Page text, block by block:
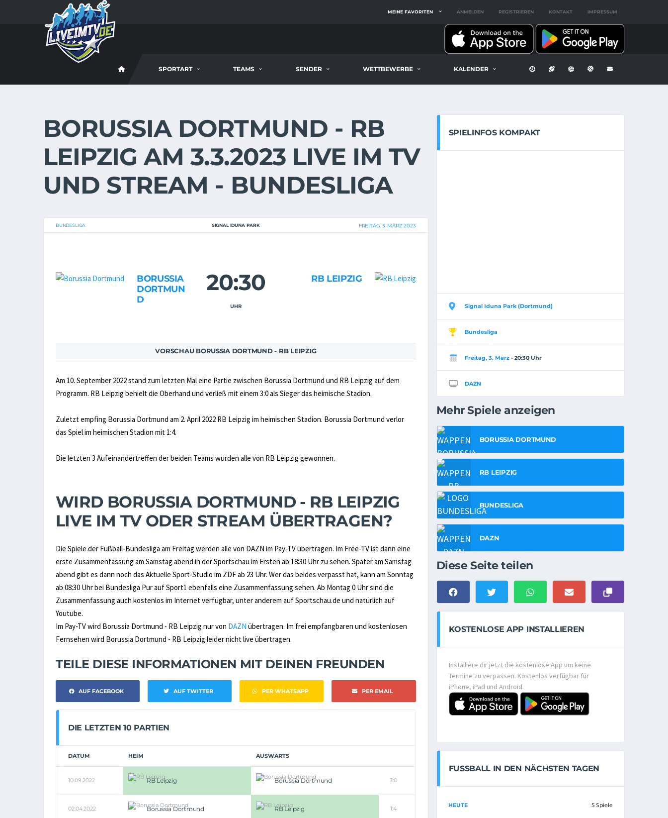
MEINE FAVORITEN ANMELDEN REGISTRIEREN KONTAKT IMPRESSUM
SPORTART TEAMS SENDER WETTBEWERBE KALENDER
BORUSSIA DORTMUND - RB
LEIPZIG AM 3.3.2023 LIVE IM TV
UND STREAM - BUNDESLIGA
BUNDESLIGA SIGNAL IDUNA PARK FREITAG, 3. MÄRZ 2023
BORUSSIA
DORTMUN
D
20:30
UHR
RB LEIPZIG
VORSCHAU BORUSSIA DORTMUND - RB LEIPZIG
Am 10. September 2022 stand zum letzten Mal eine Partie zwischen Borussia Dortmund und RB Leipzig auf dem
Programm. RB Leipzig behielt die Oberhand und verließ mit einem 3:0 als Sieger das heimische Stadion.
Zuletzt empfing Borussia Dortmund am 2. April 2022 RB Leipzig im heimischen Stadion. Borussia Dortmund verlor
das Spiel im heimischen Stadion mit 1:4.
Die letzten 3 Aufeinandertreffen der beiden Teams wurden alle von RB Leipzig gewonnen.
WIRD BORUSSIA DORTMUND - RB LEIPZIG
LIVE IM TV ODER STREAM ÜBERTRAGEN?
Die Spiele der Fußball-Bundesliga am Freitag werden alle von DAZN im Pay-TV übertragen. Im Free-TV ist dann eine
erste Zusammenfassung am Samstag abend in der Sportschau im Ersten ab 18:30 Uhr zu sehen. Später am Samstag
abend gibt es dann noch das Aktuelle Sport-Studio im ZDF ab 23 Uhr. Wer das beides verpasst hat, kann am Sonntag
ab 08:30 Uhr bei Bundesliga Pur auf Sport1 ebenfalls eine Zusammenfassung sehen. Ab Montag 0 Uhr sind die
Zusammenfassung auch kostenlos im Internet verfügbar, unter anderem auf Sportschau.de und natürlich auf
Youtube.
Im Pay-TV wird Borussia Dortmund - RB Leipzig nur von DAZN übertragen. Im frei empfangbaren und kostenlosen
Fernsehen wird Borussia Dortmund - RB Leipzig leider nicht live übertragen.
TEILE DIESE INFORMATIONEN MIT DEINEN FREUNDEN
AUF FACEBOOK AUF TWITTER PER WHATSAPP PER EMAIL
DIE LETZTEN 10 PARTIEN
DATUM HEIM AUSWÄRTS
10.09.2022 RB Leipzig Borussia Dortmund 3:0
02.04.2022 Borussia Dortmund RB Leipzig 1:4
SPIELINFOS KOMPAKT
Signal Iduna Park (Dortmund)
Bundesliga
Freitag, 3. März- 20:30 Uhr
DAZN
Mehr Spiele anzeigen
BORUSSIA DORTMUND
RB LEIPZIG
BUNDESLIGA
DAZN
Diese Seite teilen
KOSTENLOSE APP INSTALLIEREN
Installiere dir jetzt die kostenlose App um keine
Termine zu verpassen. Kostenlos verfügbar für
iPhone, iPad und Android.
FUSSBALL IN DEN NÄCHSTEN TAGEN
HEUTE 5 Spiele